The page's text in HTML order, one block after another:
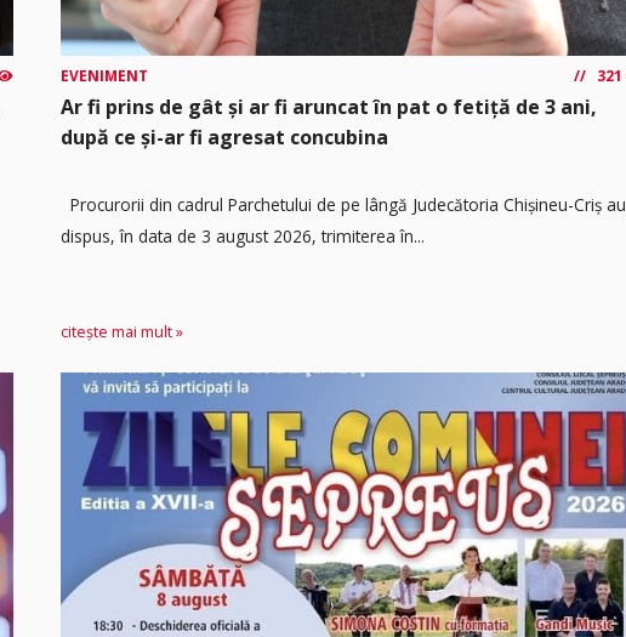
EVENIMENT 321
Ar fi prins de gât și ar fi aruncat în pat o fetiță de 3 ani,
după ce și-ar fi agresat concubina
Procurorii din cadrul Parchetului de pe lângă Judecătoria Chișineu-Criș au
dispus, în data de 3 august 2026, trimiterea în...
citește mai mult »